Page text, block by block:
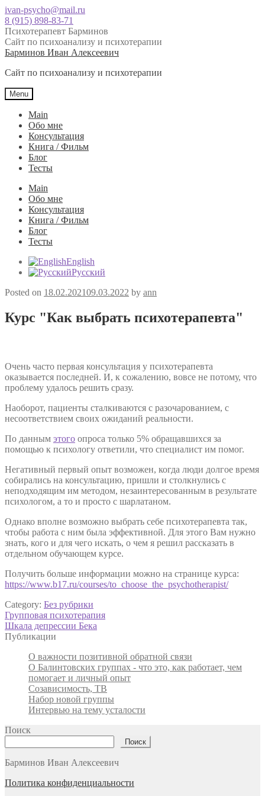
ivan-psycho@mail.ru
8 (915) 898-83-71
Психотерапевт Барминов
Сайт по психоанализу и психотерапии
Skip
navigation
Skip
content
Барминов Иван Алексеевич
Сайт по психоанализу и психотерапии
Menu
Main
Обо мне
Консультация
Книга / Фильм
Блог
Тесты
Main
Обо мне
Консультация
Книга / Фильм
Блог
Тесты
English
Русский
Posted on 18.02.202109.03.2022 by ann
Курс "Как выбрать психотерапевта"
Очень часто первая консультация у психотерапевта
оказывается последней. И, к сожалению, вовсе не потому, что
проблему удалось решить сразу.
Наоборот, пациенты сталкиваются с разочарованием, с
несоответствием своих ожиданий реальности.
По данным этого опроса только 5% обращавшихся за
помощью к психологу ответили, что специалист им помог.
Негативный первый опыт возможен, когда люди долгое время
собирались на консультацию, пришли и столкнулись с
неподходящим им методом, незаинтересованным в результате
психологом, а то и просто с шарлатаном.
Однако вполне возможно выбрать себе психотерапевта так,
чтобы работа с ним была эффективной. Для этого Вам нужно
знать, кого и для чего искать, о чем я решил рассказать в
отдельном обучающем курсе.
Получить больше информации можно на странице курса:
https://www.b17.ru/courses/to_choose_the_psychotherapist/
Category: Без рубрики
Post
navigation
Previous
post:
Групповая психотерапия
Next
post:
Шкала депрессии Бека
Публикации
О важности позитивной обратной связи
О Балинтовских группах - что это, как работает, чем
помогает и личный опыт
Созависимость, ТВ
Набор новой группы
Интервью на тему усталости
Поиск
Поиск
Барминов Иван Алексеевич
Политика конфиденциальности